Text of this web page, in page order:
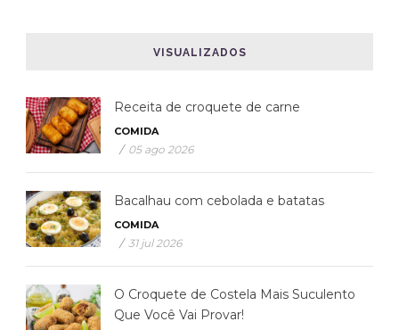
VISUALIZADOS
Receita de croquete de carne
COMIDA
/ 05 ago 2026
Bacalhau com cebolada e batatas
COMIDA
/ 31 jul 2026
O Croquete de Costela Mais Suculento
Que Você Vai Provar!